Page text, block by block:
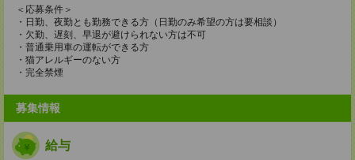
＜応募条件＞
・日勤、夜勤とも勤務できる方（日勤のみ希望の方は要相談）
・欠勤、遅刻、早退が避けられない方は不可
・普通乗用車の運転ができる方
・猫アレルギーのない方
・完全禁煙
募集情報
給与